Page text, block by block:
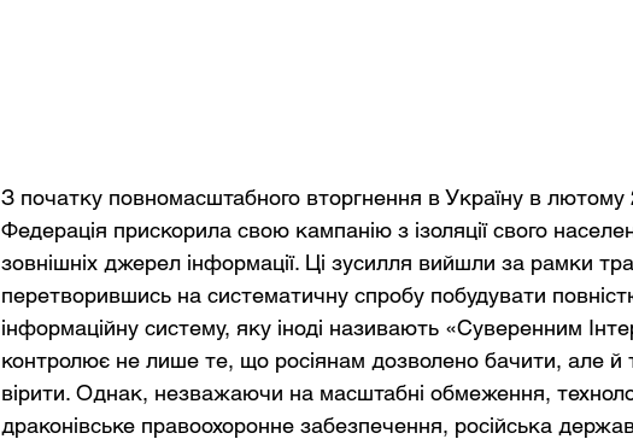
З початку повномасштабного вторгнення в Україну в лютому
Федерація прискорила свою кампанію з ізоляції свого
зовнішніх джерел інформації. Ці зусилля вийшли за рамки
перетворившись на систематичну спробу побудувати
інформаційну систему, яку іноді називають «Суверенним
контролює не лише те, що росіянам дозволено бачити, але й
вірити. Однак, незважаючи на масштабні обмеження,
драконівське правоохоронне забезпечення, російська